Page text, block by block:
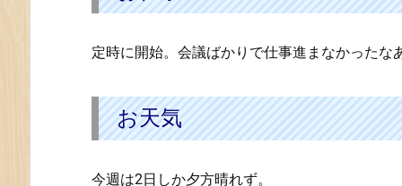
事
お
気
定時に開始。会議ばかりで仕事進まなかったな
お天気
今週は2日しか夕方晴れず。